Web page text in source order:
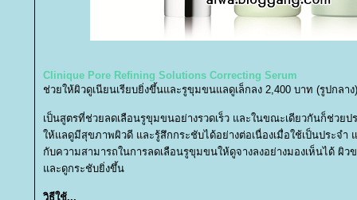
Clinique Pore Refining Solutions Correcting Serum
ช่วยให้ผิวดูเนียนเรียบยิ่งขึ้นและรูขุมขนแลดูเล็กลง 2,400 บาท (รูปกลาง)
เป็นสูตรที่ช่วยลดเลือนรูขุมขนอย่างรวดเร็ว และในขณะเดียวกันก็ช่วยป
ห้แลดูมีสุขภาพผิวดี และรู้สึกกระชับได้อย่างต่อเนื่องเมื่อใช้เป็นประจำ
กับความสามารถในการลดเลือนรูขุมขนให้ดูจางลงอย่างมองเห็นได้ ผิว
ละดูกระชับยิ่งขึ้น
วิธีใช้...